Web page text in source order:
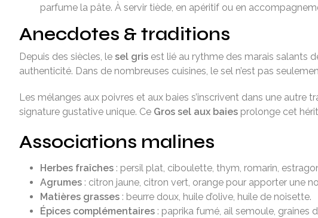
parfume la pâte. À servir tiède, en apéritif ou en
Anecdotes & traditions
Depuis des siècles, le sel gris est lié au rythme des marais salants
authenticité. Dans de nombreuses cuisines, le sel n’est pas
Les mélanges aux poivres et aux baies s’inscrivent dans une
signature gustative unique. Ce Gros sel aux baies prolonge cet
Associations malines
Herbes fraîches : persil plat, ciboulette, thym, romarin,
Agrumes : citron jaune, citron vert, orange pour apporter une
Matières grasses : beurre doux, huile d’olive, huile de noisette.
Épices complémentaires : paprika fumé, ail semoule, graines